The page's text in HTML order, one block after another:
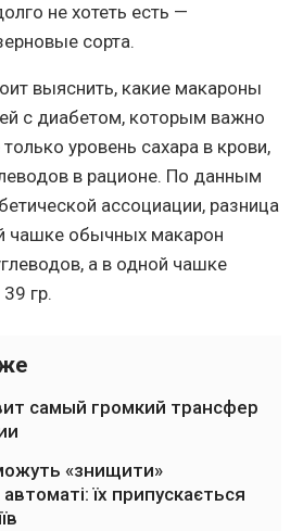
не хотеть есть —
сорта.
выяснить, какие макароны
с диабетом, которым важно
уровень сахара в крови,
в рационе. По данным
ассоциации, разница
чашке обычных макарон
а в одной чашке
гр.
самый громкий трансфер
«знищити»
їх припускається